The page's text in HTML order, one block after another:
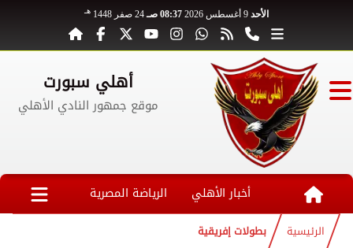
الأحد 08:37 صـ 24 صفر 1448 هـ
أهلي سبورت
موقع جمهور النادي الأهلي
أخبار الأهلي الرياضة المصرية
الرئيسية بطولات إفريقية